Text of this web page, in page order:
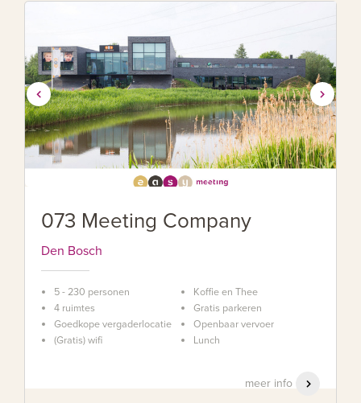
073 Meeting Company
Den Bosch
5 - 230 personen
4 ruimtes
Goedkope vergaderlocatie
(Gratis) wifi
Koffie en Thee
Gratis parkeren
Openbaar vervoer
Lunch
meer info